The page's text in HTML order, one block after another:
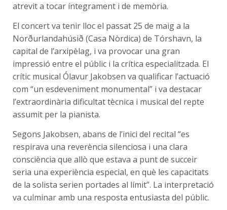
atrevit a tocar íntegrament i de memòria.
El concert va tenir lloc el passat 25 de maig a la
Norðurlandahúsið (Casa Nòrdica) de Tórshavn, la
capital de l’arxipèlag, i va provocar una gran
impressió entre el públic i la crítica especialitzada. El
crític musical Ólavur Jakobsen va qualificar l’actuació
com “un esdeveniment monumental” i va destacar
l’extraordinària dificultat tècnica i musical del repte
assumit per la pianista.
Segons Jakobsen, abans de l’inici del recital “es
respirava una reverència silenciosa i una clara
consciència que allò que estava a punt de succeir
seria una experiència especial, en què les capacitats
de la solista serien portades al límit”. La interpretació
va culminar amb una resposta entusiasta del públic.